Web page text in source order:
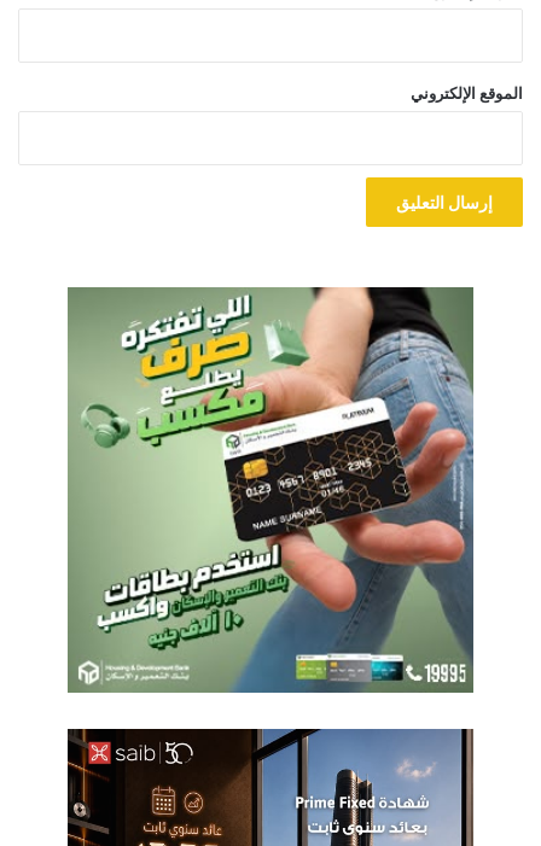
الموقع الإلكتروني